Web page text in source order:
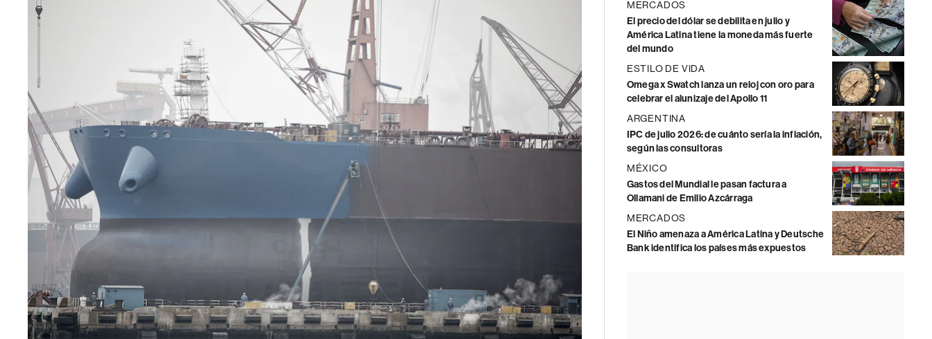
MERCADOS
El precio del dólar se debilita en julio y
América Latina tiene la moneda más fuerte
del mundo
ESTILO DE VIDA
Omega x Swatch lanza un reloj con oro para
celebrar el alunizaje del Apollo 11
ARGENTINA
IPC de julio 2026: de cuánto sería la inflación,
según las consultoras
MÉXICO
Gastos del Mundial le pasan factura a
Ollamani de Emilio Azcárraga
MERCADOS
El Niño amenaza a América Latina y Deutsche
Bank identifica los países más expuestos